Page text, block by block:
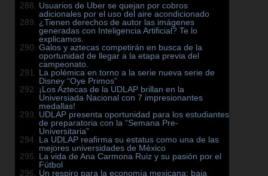
Usuarios de Uber se quejan por cobros
adicionales por el uso del aire acondicionado
¿Tienen derechos de autor las imágenes
generadas con Inteligencia Artificial? Te lo
explicamos.
Galos y aztecas competirán en busca de la
oportunidad de llegar a la etapa previa del
campeonato.
La polémica en torno a la serie nueva serie de
Disney “Oye Primos”
¡Los Aztecas de la UDLAP brillan en la
Universiada Nacional con 7 impresionantes
medallas!
UDLAP presenta oportunidad para los estudiantes
de preparatoria con la “Semana Pre-
Universitaria”
La UDLAP reafirma su estatus como una de las
mejores universidades de México
La vida de Ana Carmona Ruiz y su pasión por el
Fútbol
Un respiro para la economía mexicana: baja